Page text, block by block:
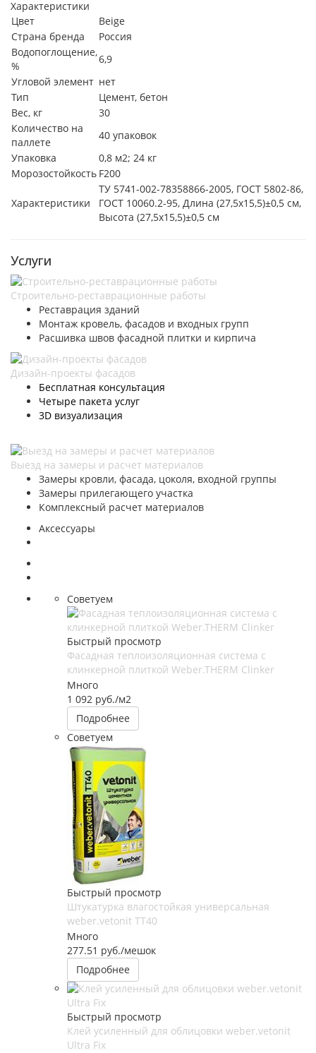
Характеристики
Цвет
Beige
Страна бренда
Россия
Водопоглощение,
%
6,9
Угловой элемент нет
Тип
Цемент, бетон
Вес, кг
30
Количество на
паллете
40 упаковок
Упаковка
0,8 м2; 24 кг
Морозостойкость F200
Характеристики
ТУ 5741-002-78358866-2005, ГОСТ 5802-86,
ГОСТ 10060.2-95, Длина (27,5х15,5)±0,5 см,
Высота (27,5х15,5)±0,5 см
Услуги
Строительно-реставрационные работы
Реставрация зданий
Монтаж кровель, фасадов и входных групп
Расшивка швов фасадной плитки и кирпича
Дизайн-проекты фасадов
Бесплатная консультация
Четыре пакета услуг
3D визуализация
Выезд на замеры и расчет материалов
Замеры кровли, фасада, цоколя, входной группы
Замеры прилегающего участка
Комплексный расчет материалов
Аксессуары
Советуем
Быстрый просмотр
Фасадная теплоизоляционная система с
клинкерной плиткой Weber.THERM Clinker
Много
1 092 руб./м2
Подробнее
Советуем
Быстрый просмотр
Штукатурка влагостойкая универсальная
weber.vetonit TT40
Много
277.51 руб./мешок
Подробнее
Быстрый просмотр
Клей усиленный для облицовки weber.vetonit
Ultra Fix